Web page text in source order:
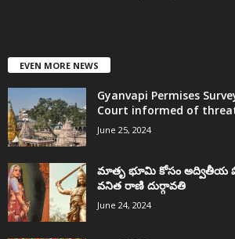
EVEN MORE NEWS
Gyanvapi Permises
Court informed of
June 25, 2024
మాతృ భూమి కోసం అద్వితీయ
వనిత రాణి దుర్గావతి
June 24, 2024